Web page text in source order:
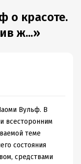
о красоте.
ж...»
Вульф. В
всесторонним
теме
состояния
средствами